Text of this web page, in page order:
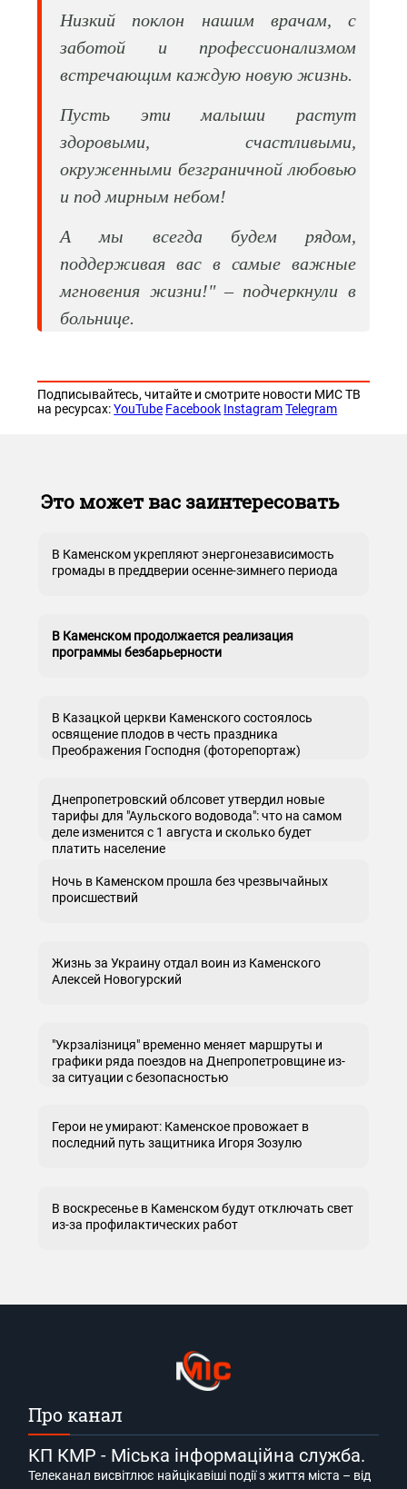
Низкий поклон нашим врачам, с
заботой и профессионализмом
встречающим каждую новую жизнь.
Пусть эти малыши растут
здоровыми, счастливыми,
окруженными безграничной любовью
и под мирным небом!
А мы всегда будем рядом,
поддерживая вас в самые важные
мгновения жизни!" – подчеркнули в
больнице.
Подписывайтесь, читайте и смотрите новости МИС ТВ
на ресурсах:YouTube Facebook Instagram Telegram
Это может вас заинтересовать
В Каменском укрепляют энергонезависимость
громады в преддверии осенне-зимнего периода
В Каменском продолжается реализация
программы безбарьерности
В Казацкой церкви Каменского состоялось
освящение плодов в честь праздника
Преображения Господня (фоторепортаж)
Днепропетровский облсовет утвердил новые
тарифы для "Аульского водовода": что на самом
деле изменится с 1 августа и сколько будет
платить население
Ночь в Каменском прошла без чрезвычайных
происшествий
Жизнь за Украину отдал воин из Каменского
Алексей Новогурский
"Укрзалізниця" временно меняет маршруты и
графики ряда поездов на Днепропетровщине из-
за ситуации с безопасностью
Герои не умирают: Каменское провожает в
последний путь защитника Игоря Зозулю
В воскресенье в Каменском будут отключать свет
из-за профилактических работ
Про канал
КП КМР - Міська інформаційна служба.
Телеканал висвітлює найцікавіші події з життя міста – від